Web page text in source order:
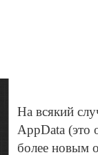
На всякий
AppData (это
более новым